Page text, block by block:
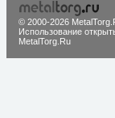
© 2000-2026
Использование
MetalTorg.Ru